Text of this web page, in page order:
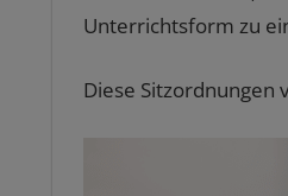
Unterrichtsform zu
Diese Sitzordnungen